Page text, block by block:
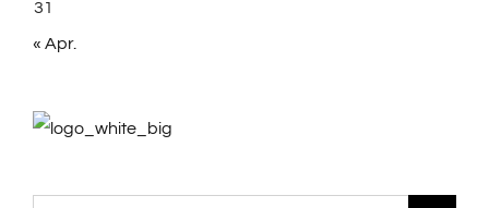
31
« Apr.